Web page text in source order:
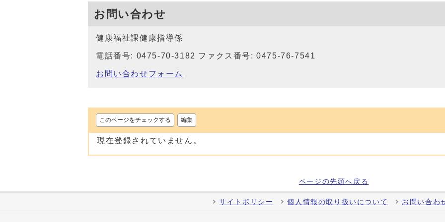
お問い合わせ
健康福祉課健康指導係
電話番号: 0475-70-3182 ファクス番号: 0475-76-7541
お問い合わせフォーム
このページをチェックする 編集
現在登録されていません。
ページの先頭へ戻る
サイトポリシー 個人情報の取り扱いについて お問い合わ